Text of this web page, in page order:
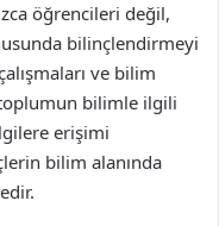
öğrencileri değil,
bilinçlendirmeyi
ve bilim
bilimle ilgili
erişimi
bilim alanında